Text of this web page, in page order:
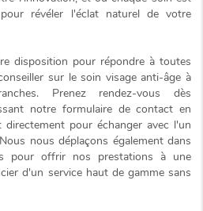
révéler l'éclat naturel de votre
disposition pour répondre à toutes
sur lesoin visage anti-âge à
Prenez rendez-vous dès
notre formulaire de contact en
pour échanger avec l'un
nous déplaçons également dans
pour offrir nos prestations à une
d'un service haut de gamme sans